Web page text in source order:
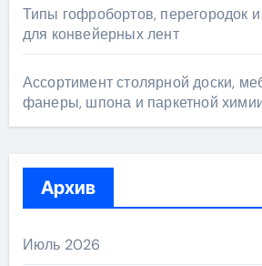
Типы гофробортов, перегородок
для конвейерных лент
Ассортимент столярной доски,
фанеры, шпона и паркетной
Архив
Июль 2026